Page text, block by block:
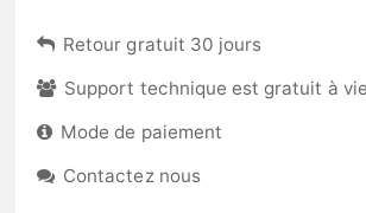
Retour gratuit 30 jours
Support technique est gratuit à vie
Mode de paiement
Contactez nous